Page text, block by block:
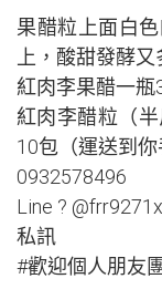
果醋粒上面白
上，酸甜發酵又
紅肉李果醋一瓶
紅肉李醋粒（
10包（運送到你
0932578496
Line ? @frr9271x
私訊
#歡迎個人朋友